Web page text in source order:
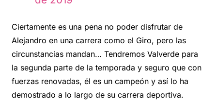
Ciertamente es una pena no poder disfrutar de
Alejandro en una carrera como el Giro, pero las
circunstancias mandan… Tendremos Valverde para
la segunda parte de la temporada y seguro que con
fuerzas renovadas, él es un campeón y así lo ha
demostrado a lo largo de su carrera deportiva.